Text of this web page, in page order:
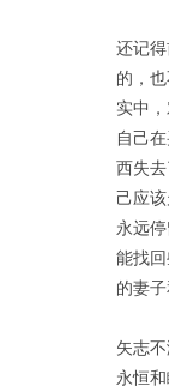
还记
的，
实中
自己
西失
己应
永远
能找
的妻
矢志
永恒